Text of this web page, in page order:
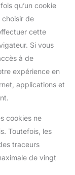
qu’un cookie
choisir de
cette
Si vous
à de
expérience en
applications et
cookies ne
Toutefois, les
traceurs
de vingt